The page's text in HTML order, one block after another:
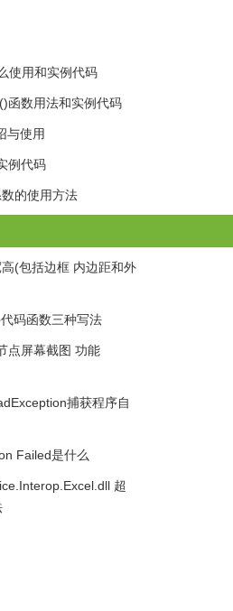
使用和实例代码
函数用法和实例代码
与使用
例代码
的使用方法
(包括边框 内边距和外
码函数三种写法
点屏幕截图 功能
捕获程序自
Failed是什么
超